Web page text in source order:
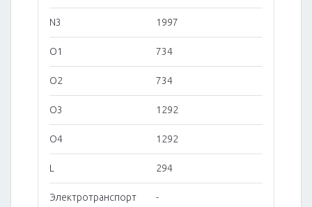
N3 1997
O1 734
O2 734
O3 1292
O4 1292
L 294
Электротранспорт -